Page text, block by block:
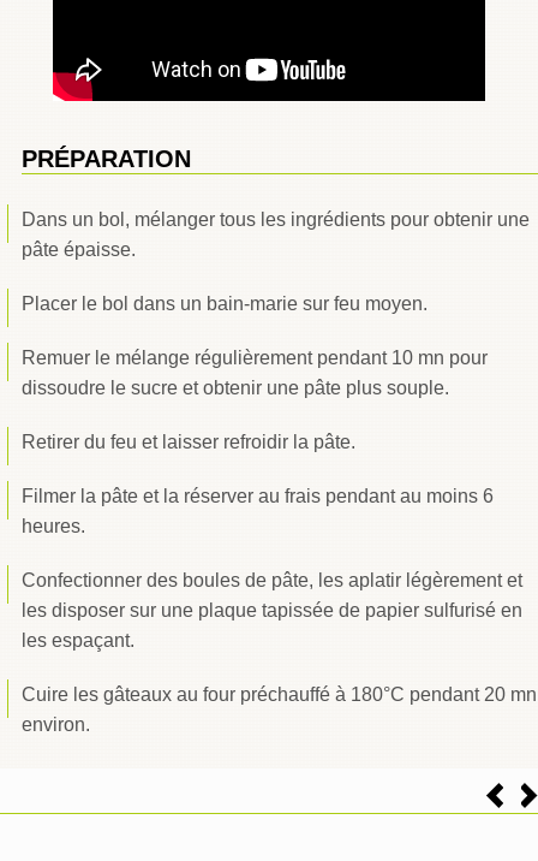
PRÉPARATION
Dans un bol, mélanger tous les ingrédients pour obtenir une
pâte épaisse.
Placer le bol dans un bain-marie sur feu moyen.
Remuer le mélange régulièrement pendant 10 mn pour
dissoudre le sucre et obtenir une pâte plus souple.
Retirer du feu et laisser refroidir la pâte.
Filmer la pâte et la réserver au frais pendant au moins 6
heures.
Confectionner des boules de pâte, les aplatir légèrement et
les disposer sur une plaque tapissée de papier sulfurisé en
les espaçant.
Cuire les gâteaux au four préchauffé à 180°C pendant 20 mn
environ.